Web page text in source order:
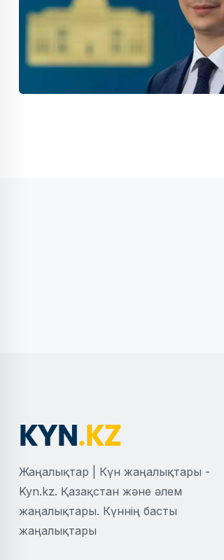
Жаңалықтар | Күн жаңалықтары -
Kyn.kz. Қазақстан және әлем
жаңалықтары. Күннің басты
жаңалықтары